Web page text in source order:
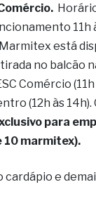
11h
está
no balcão
Comércio
(12h às 14h).
para
10 marmitex).
cardápio e